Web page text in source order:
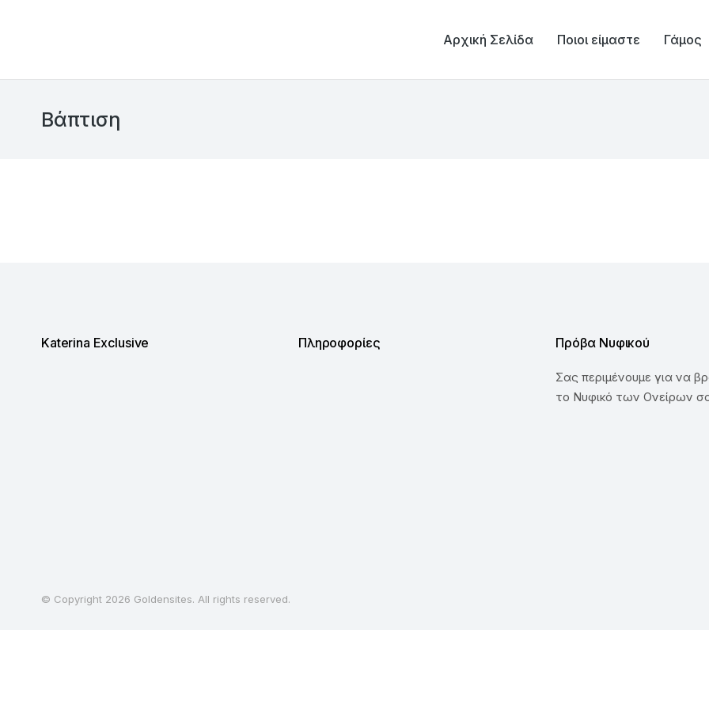
Αρχική Σελίδα Ποιοι είμαστε Γάμος
Βάπτιση
Katerina Exclusive Πληροφορίες Πρόβα Νυφικού
Σας περιμένουμε για να
το Νυφικό των Ονείρων
© Copyright 2026 Goldensites. All rights reserved.